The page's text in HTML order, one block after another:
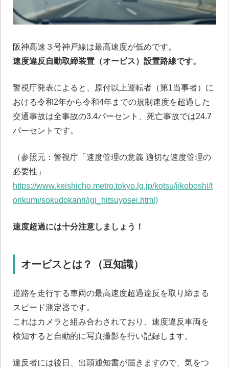
阪神高速３号神戸線は最高速度が低めです。
速度違反自動取締装置（オービス）設置路線です。
警視庁発表によると、原付以上運転者（第1当事者）に
おける令和2年から令和4年までの規制速度を超過した
交通事故は全事故の3.4パーセント、死亡事故では24.7
パーセントです。
（参照元：警視庁「速度管理の意義 適切な速度管理の
必要性」
https://www.keishicho.metro.tokyo.lg.jp/kotsu/jikoboshi/t
orikumi/sokudokanri/igi_hitsuyosei.html)
速度超過には十分注意しましょう！
オービスとは？（豆知識）
道路を走行する車両の最高速度超過違反を取り締まる
スピード測定器です。
これはカメラと組み合わされており、速度違反車両を
検知すると自動的に写真撮影を行い記録します。
違反者には後日、出頭通知書が届きますので、気をつ